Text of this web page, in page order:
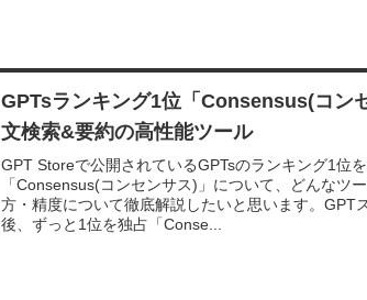
GPTsランキング1位「Consensus(コン
文検索&要約の高性能ツール
GPT Storeで公開されているGPTsのランキング1位を
「Consensus(コンセンサス)」について、どんなツ
方・精度について徹底解説したいと思います。GPT
後、ずっと1位を独占「Conse...